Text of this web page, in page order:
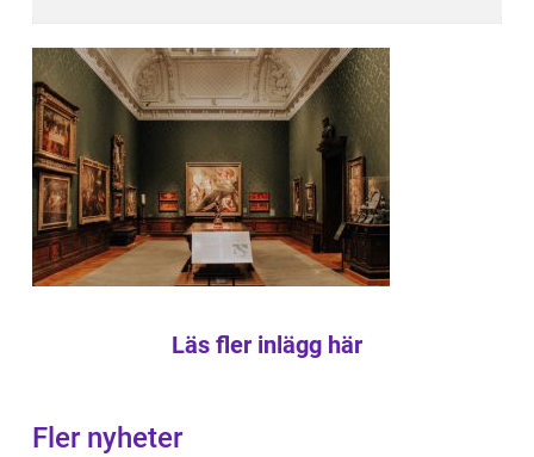
Läs fler inlägg här
Fler nyheter